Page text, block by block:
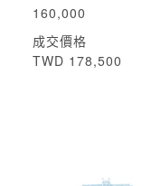
160,000
成交價格
TWD 178,500